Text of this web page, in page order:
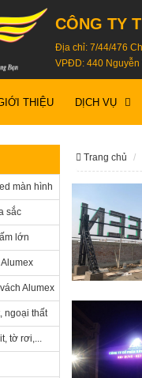
CÔNG TY
Địa chỉ: 7/44/476
VPĐD: 440 Nguyễn
THIỆU DỊCH VỤ
màn hình
sắc
lớn
Alumex
ngoại thất
tờ rơi,...
Trang chủ